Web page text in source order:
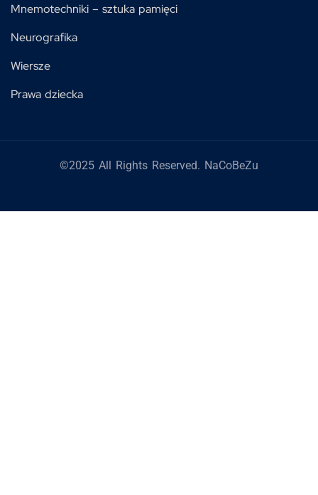
Mnemotechniki – sztuka pamięci
Neurografika
Wiersze
Prawa dziecka
©2025 All Rights Reserved. NaCoBeZu